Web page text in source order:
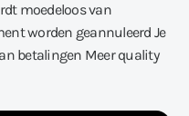
moedeloos van
worden geannuleerd Je
betalingen Meer quality